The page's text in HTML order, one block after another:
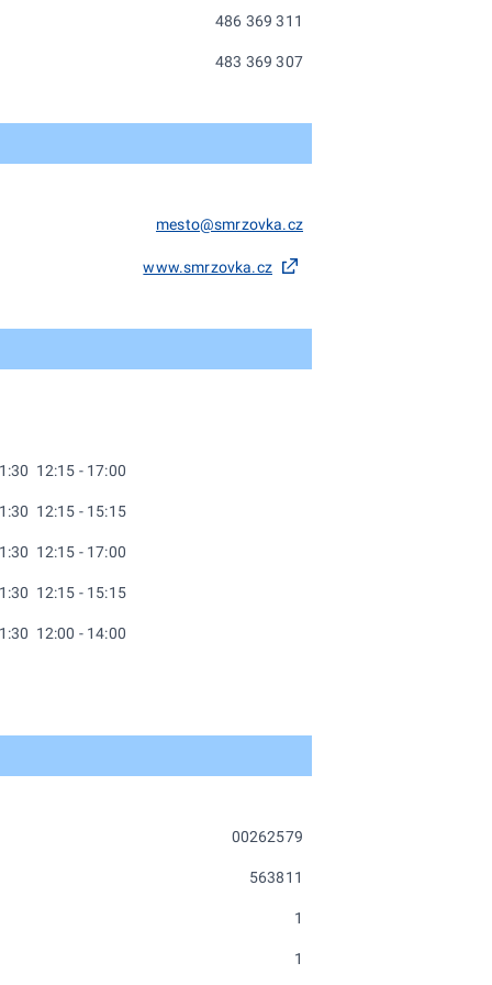
486 369 311
483 369 307
mesto@smrzovka.cz
www.smrzovka.cz
12:15 - 17:00
12:15 - 15:15
12:15 - 17:00
12:15 - 15:15
12:00 - 14:00
00262579
563811
1
1